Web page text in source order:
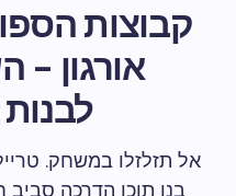
קבוצות
אורגון -
אל תזלזלו במשחק.